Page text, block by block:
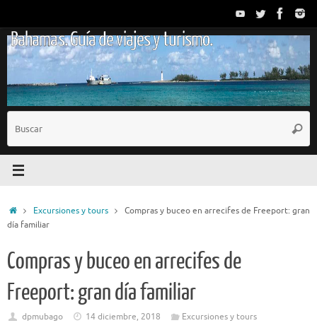
contenido
Bahamas. Guía de viajes y turismo.
InicioExcursiones y tours
Compras y buceo en arrecifes de Freeport: gran
día familiar
Compras y buceo en arrecifes de
Freeport: gran día familiar
dpmubago 14 diciembre, 2018 Excursiones y tours